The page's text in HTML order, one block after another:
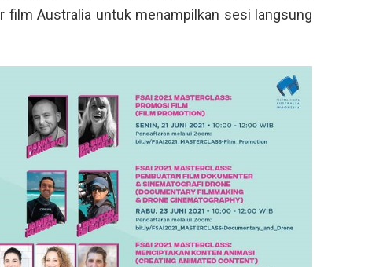
film Australia untuk menampilkan sesi langsung